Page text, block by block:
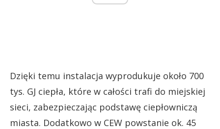
Dzięki temu instalacja wyprodukuje około 700
tys. GJ ciepła, które w całości trafi do miejskiej
sieci, zabezpieczając podstawę ciepłowniczą
miasta. Dodatkowo w CEW powstanie ok. 45